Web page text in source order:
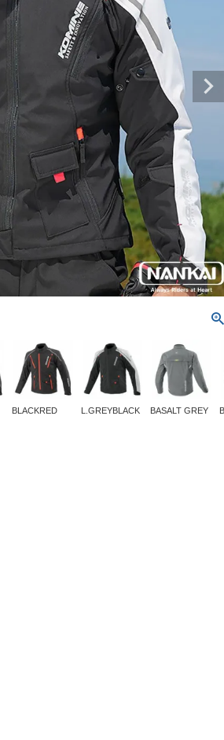
BLACKRED L.GREYBLACK BASALT GREY